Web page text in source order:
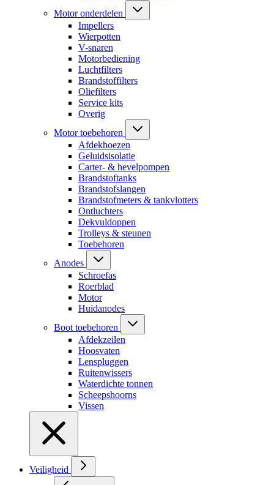
Motor onderdelen
Impellers
Wierpotten
V-snaren
Motorbediening
Luchtfilters
Brandstoffilters
Oliefilters
Service kits
Overig
Motor toebehoren
Afdekhoezen
Geluidsisolatie
Carter- & hevelpompen
Brandstoftanks
Brandstofslangen
Brandstofmeters & tankvlotters
Ontluchters
Dekvuldoppen
Trolleys & steunen
Toebehoren
Anodes
Schroefas
Roerblad
Motor
Huidanodes
Boot toebehoren
Afdekzeilen
Hoosvaten
Lenspluggen
Ruitenwissers
Waterdichte tonnen
Scheepshoorns
Vissen
Veiligheid